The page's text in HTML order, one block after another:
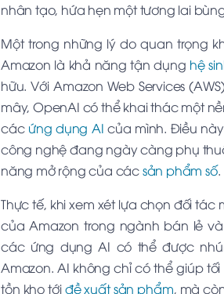
nhân tạo, hứa hẹn một tương lai
Một trong những lý do quan trọng
Amazon là khả năng tận dụng hệ
hữu. Với Amazon Web Services
mây, OpenAI có thể khai thác một
các ứng dụng AI của mình. Điều
công nghệ đang ngày càng phụ
năng mở rộng của cácsản phẩm số.
Thực tế, khi xem xét lựa chọn đối
của Amazon trong ngành bán lẻ
các ứng dụng AI có thể được
Amazon. AI không chỉ có thể giúp
tồn kho tớiđề xuất sản phẩm, mà